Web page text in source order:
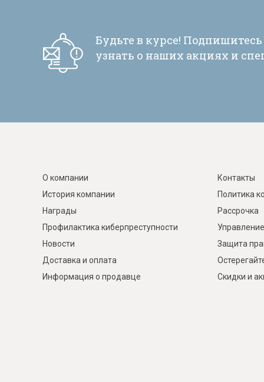
Будьте в курсе!
узнать о наших акциях и
О компании
История компании
Награды
Профилактика киберпреступности
Новости
Доставка и оплата
Информация о продавце
Контакты
Политика
Рассрочка
Защита
Скидки и